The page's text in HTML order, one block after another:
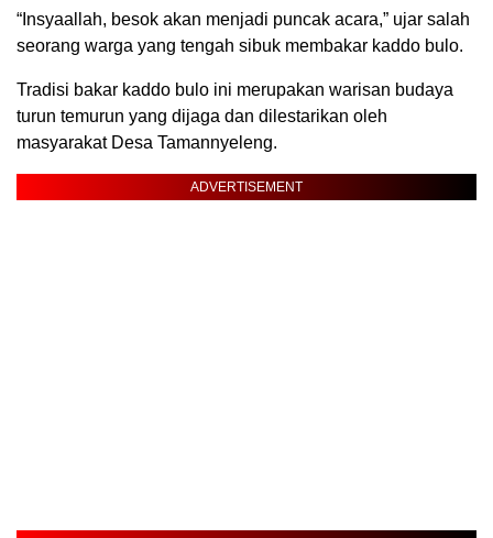
“Insyaallah, besok akan menjadi puncak acara,” ujar salah
seorang warga yang tengah sibuk membakar kaddo bulo.
Tradisi bakar kaddo bulo ini merupakan warisan budaya
turun temurun yang dijaga dan dilestarikan oleh
masyarakat Desa Tamannyeleng.
ADVERTISEMENT